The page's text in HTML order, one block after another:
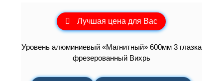
Лучшая цена для Вас
Уровень алюминиевый «Магнитный» 600мм 3 глазка
фрезерованный Вихрь